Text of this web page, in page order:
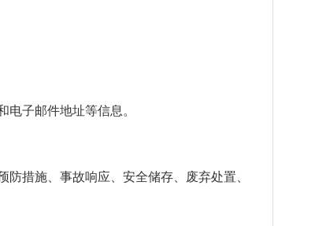
子邮件地址等信息。
措施、事故响应、安全储存、废弃处置、